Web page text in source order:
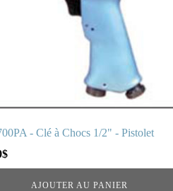
- Clé à Chocs 1/2" - Pistolet
$
AJOUTER AU PANIER